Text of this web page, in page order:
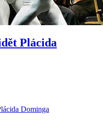
Plácida